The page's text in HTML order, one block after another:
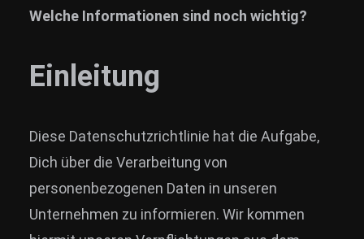
Welche Informationen sind noch wichtig?
Einleitung
Diese Datenschutzrichtlinie hat die Aufgabe,
Dich über die Verarbeitung von
personenbezogenen Daten in unseren
Unternehmen zu informieren. Wir kommen